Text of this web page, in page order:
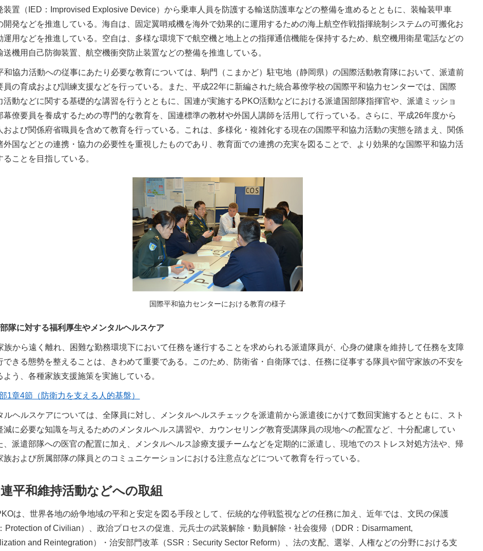
装置（IED：Improvised Explosive Device）から乗車人員を防護する輸送防護車などの整備を進めるとともに、装輪装甲車
開発などを推進している。海自は、固定翼哨戒機を海外で効果的に運用するための海上航空作戦指揮統制システムの可搬化お
運用などを推進している。空自は、多様な環境下で航空機と地上との指揮通信機能を保持するため、航空機用衛星電話などの
送機用自己防御装置、航空機衝突防止装置などの整備を推進している。
和協力活動への従事にあたり必要な教育については、駒門（こまかど）駐屯地（静岡県）の国際活動教育隊において、派遣前
員の育成および訓練支援などを行っている。また、平成22年に新編された統合幕僚学校の国際平和協力センターでは、国際
活動などに関する基礎的な講習を行うとともに、国連が実施するPKO活動などにおける派遣国部隊指揮官や、派遣ミッショ
幕僚要員を養成するための専門的な教育を、国連標準の教材や外国人講師を活用して行っている。さらに、平成26年度から
および関係府省職員を含めて教育を行っている。これは、多様化・複雑化する現在の国際平和協力活動の実態を踏まえ、関係
外国などとの連携・協力の必要性を重視したものであり、教育面での連携の充実を図ることで、より効果的な国際平和協力活
ることを目指している。
国際平和協力センターにおける教育の様子
部隊に対する福利厚生やメンタルヘルスケア
族から遠く離れ、困難な勤務環境下において任務を遂行することを求められる派遣隊員が、心身の健康を維持して任務を支障
できる態勢を整えることは、きわめて重要である。このため、防衛省・自衛隊では、任務に従事する隊員や留守家族の不安を
よう、各種家族支援施策を実施している。
1章4節（防衛力を支える人的基盤）
ルヘルスケアについては、全隊員に対し、メンタルヘルスチェックを派遣前から派遣後にかけて数回実施するとともに、スト
減に必要な知識を与えるためのメンタルヘルス講習や、カウンセリング教育受講隊員の現地への配置など、十分配慮してい
、派遣部隊への医官の配置に加え、メンタルヘルス診療支援チームなどを定期的に派遣し、現地でのストレス対処方法や、帰
族および所属部隊の隊員とのコミュニケーションにおける注意点などについて教育を行っている。
平和維持活動などへの取組
は、世界各地の紛争地域の平和と安定を図る手段として、伝統的な停戦監視などの任務に加え、近年では、文民の保護
Protection of Civilian）、政治プロセスの促進、元兵士の武装解除・動員解除・社会復帰（DDR：Disarmament,
and Reintegration）・治安部門改革（SSR：Security Sector Reform）、法の支配、選挙、人権などの分野における支